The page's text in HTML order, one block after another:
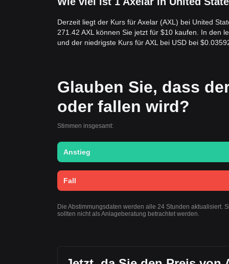
Derzeit liegt der Kurs für Axelar (AXL) bei United
271.42 AXL können Sie jetzt für $10 kaufen. In den
und der niedrigste Kurs für AXL bei USD bei
Glauben Sie, dass
oder fallen wird?
Stimmen insgesamt:
Anstieg
Fall
Die Abstimmungsdaten werden alle 24 Stunden aktualisiert.
sollten nicht als Anlageberatung betrachtet werden.